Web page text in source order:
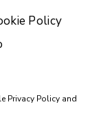
Policy
Privacy Policy and